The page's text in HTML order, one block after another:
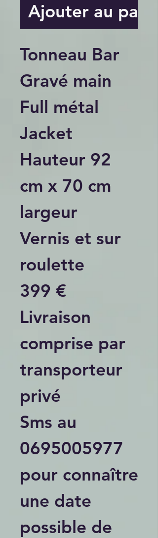
Ajouter au
Tonneau Bar
Gravé main
Full métal
Jacket
Hauteur 92
cm x 70 cm
largeur
Vernis et sur
roulette
399 €
Livraison
comprise par
transporteur
privé
Sms au
0695005977
pour connaître
une date
possible de